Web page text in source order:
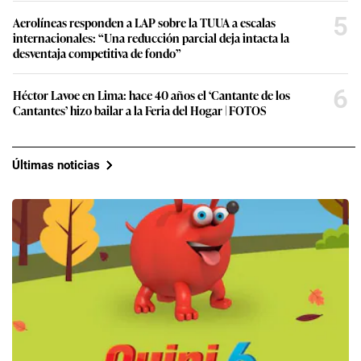
Aerolíneas responden a LAP sobre la TUUA a escalas
internacionales: “Una reducción parcial deja intacta la
desventaja competitiva de fondo”
5
Héctor Lavoe en Lima: hace 40 años el ‘Cantante de los
Cantantes’ hizo bailar a la Feria del Hogar | FOTOS
6
Últimas noticias